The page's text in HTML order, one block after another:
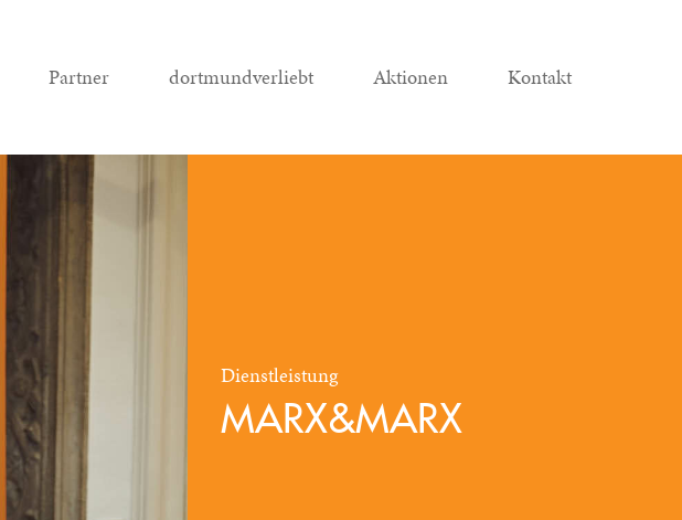
Partner dortmundverliebt Aktionen Kontakt
Dienstleistung
MARX&MARX